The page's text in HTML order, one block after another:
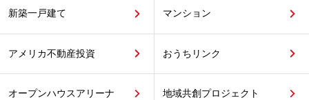
新築一戸建て マンション
アメリカ不動産投資 おうちリンク
オープンハウスアリーナ 地域共創プロジェクト